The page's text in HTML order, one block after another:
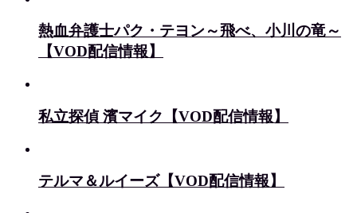
熱血弁護士パク・テヨン～飛べ、小川の竜～
【VOD配信情報】
私立探偵 濱マイク【VOD配信情報】
テルマ＆ルイーズ【VOD配信情報】